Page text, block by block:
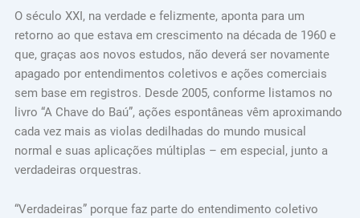
O século XXI, na verdade e felizmente, aponta para um
retorno ao que estava em crescimento na década de 1960 e
que, graças aos novos estudos, não deverá ser novamente
apagado por entendimentos coletivos e ações comerciais
sem base em registros. Desde 2005, conforme listamos no
livro “A Chave do Baú”, ações espontâneas vêm aproximando
cada vez mais as violas dedilhadas do mundo musical
normal e suas aplicações múltiplas – em especial, junto a
verdadeiras orquestras.
“Verdadeiras” porque faz parte do entendimento coletivo